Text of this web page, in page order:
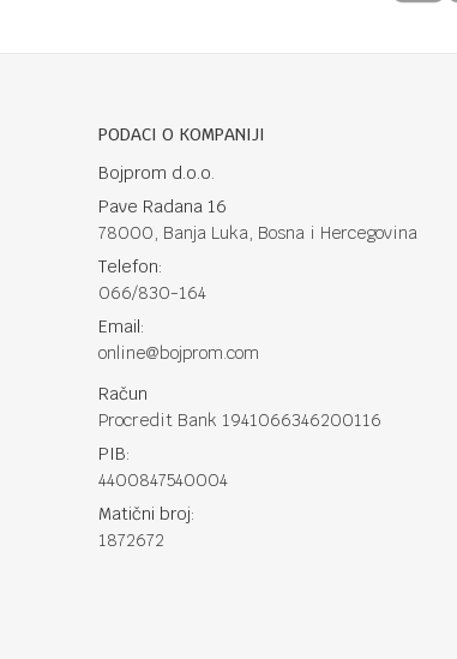
PODACI O KOMPANIJI
Bojprom d.o.o.
Pave Radana 16
78000, Banja Luka, Bosna i Hercegovina
Telefon:
066/830-164
Email:
online@bojprom.com
Račun
Procredit Bank 1941066346200116
PIB:
4400847540004
Matični broj:
1872672